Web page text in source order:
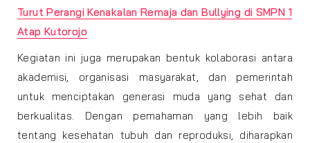
Turut Perangi Kenakalan Remaja dan Bullying di SMPN 1
Atap Kutorojo
Kegiatan ini juga merupakan bentuk kolaborasi antara
akademisi, organisasi masyarakat, dan pemerintah
untuk menciptakan generasi muda yang sehat dan
berkualitas. Dengan pemahaman yang lebih baik
tentang kesehatan tubuh dan reproduksi, diharapkan